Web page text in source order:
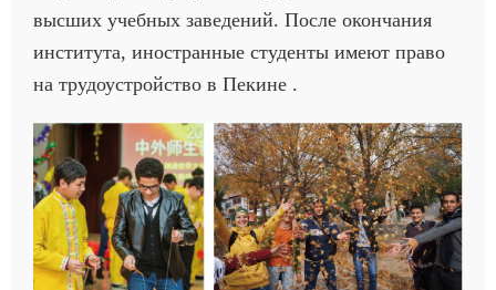
высших учебных заведений. После окончания
института, иностранные студенты имеют право
на трудоустройство в Пекине .